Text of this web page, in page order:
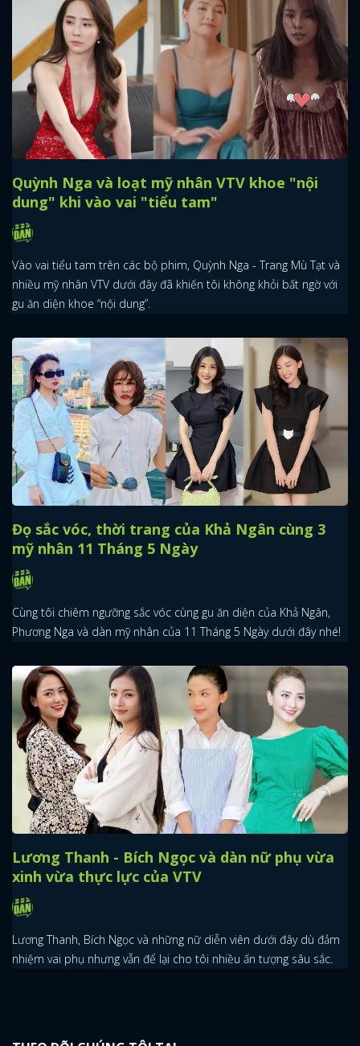
x
ĐĂNG NHẬP
FACEBOOK GOOGLE
Quỳnh Nga và loạt mỹ nhân VTV khoe "nội
dung" khi vào vai "tiểu tam"
Vào vai tiểu tam trên các bộ phim, Quỳnh Nga - Trang Mù Tạt và
nhiều mỹ nhân VTV dưới đây đã khiến tôi không khỏi bất ngờ với
gu ăn diện khoe “nội dung”.
Đọ sắc vóc, thời trang của Khả Ngân cùng 3
mỹ nhân 11 Tháng 5 Ngày
Cùng tôi chiêm ngưỡng sắc vóc cùng gu ăn diện của Khả Ngân,
Phương Nga và dàn mỹ nhân của 11 Tháng 5 Ngày dưới đây nhé!
Lương Thanh - Bích Ngọc và dàn nữ phụ vừa
xinh vừa thực lực của VTV
Lương Thanh, Bích Ngọc và những nữ diễn viên dưới đây dù đảm
nhiệm vai phụ nhưng vẫn để lại cho tôi nhiều ấn tượng sâu sắc.